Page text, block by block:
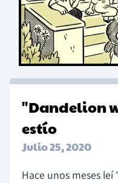
"Dandelion
estío
Julio 25, 2020
Hace unos meses